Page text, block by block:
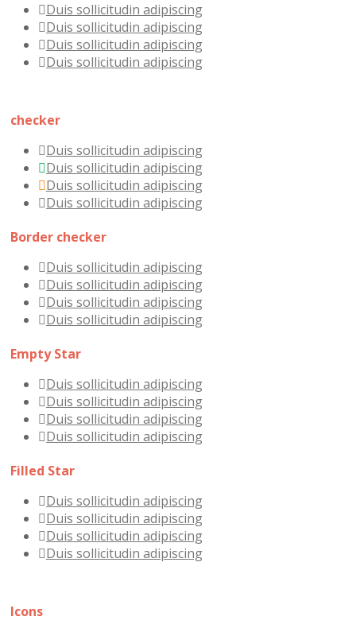
Duis sollicitudin adipiscing
Duis sollicitudin adipiscing
Duis sollicitudin adipiscing
Duis sollicitudin adipiscing
checker
Duis sollicitudin adipiscing
Duis sollicitudin adipiscing
Duis sollicitudin adipiscing
Duis sollicitudin adipiscing
Border checker
Duis sollicitudin adipiscing
Duis sollicitudin adipiscing
Duis sollicitudin adipiscing
Duis sollicitudin adipiscing
Empty Star
Duis sollicitudin adipiscing
Duis sollicitudin adipiscing
Duis sollicitudin adipiscing
Duis sollicitudin adipiscing
Filled Star
Duis sollicitudin adipiscing
Duis sollicitudin adipiscing
Duis sollicitudin adipiscing
Duis sollicitudin adipiscing
Icons